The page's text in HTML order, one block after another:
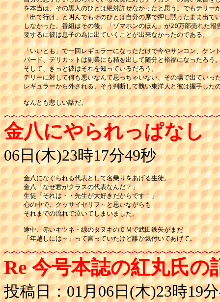
を本当は、その黒人のひとは絶対許せなかったと思う。でもテリー
「出て行け」と叫んでもそのひとは自分の席で押し黙ったまま出て
しなかった。番組はその後、「ゾマホンのほん」が20万部売れた報
要するに彼は息子の為に出ていくことが出来なかったのである。
「いいとも」で一回レギュラーになっただけで今やサンコン、ケン
バード、デリカットは副業にも精を出して随分と裕福になったろう
そして、きっと彼はそれを知っているだろう。
テリーに対して何も悪いなんて思っちゃいない、その場で出ていっ
レギュラーから外される、そう判断して醜い東洋人と彼は握手した
なんとも悲しい話だ。
金八にやられっぱなし
06日(木)23時17分49秒
金八になぐられる代表として名乗りをあげる生徒。
金八「なぜ君がクラスの代表なんだ？」
生徒「それは・・先生が大好きだからです！」
心の中で、クッサイセリフ～と思いながらも
それまでの流れで泣いてしまいました。
途中、赤いキツネ・緑のタヌキのＣＭで武田鉄矢がまだ
「年越しには～」って言っていたけど誰か気付いてあげて。
Re 今号本誌の紅丸氏の
投稿日：01月06日(木)23時19